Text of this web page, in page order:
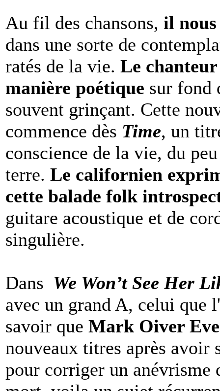
Au fil des chansons, il nous
dans une sorte de
ratés de la vie. Le chanteur
manière poétique sur fond
souvent grinçant. Cette
commence dès Time, un
conscience de la vie, du
terre. Le californien
cette balade folk
guitare acoustique et de
singulière.
Dans We Won’t See Her
avec un grand A, celui que
savoir que Mark Oiver
nouveaux titres après
pour corriger un anévrisme